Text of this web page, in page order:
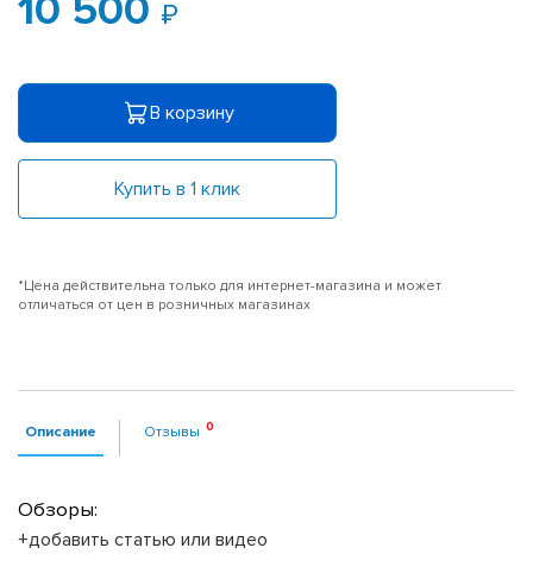
10 500
В корзину
Купить в 1 клик
*Цена действительна только для интернет-магазина и может
отличаться от цен в розничных магазинах
Описание Отзывы
Обзоры:
+добавить статью или видео